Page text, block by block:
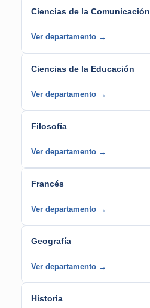
Ciencias de la Comunicación
Ver departamento →
Ciencias de la Educación
Ver departamento →
Filosofía
Ver departamento →
Francés
Ver departamento →
Geografía
Ver departamento →
Historia